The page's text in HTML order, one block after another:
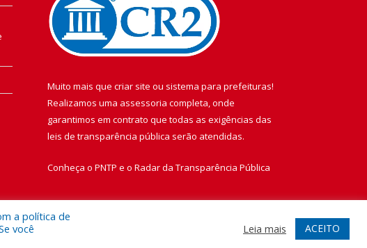
Muito mais que criar site ou sistema para prefeituras!
Realizamos uma assessoria completa, onde
garantimos em contrato que todas as exigências das
leis de transparência pública serão atendidas.
Conheça o PNTP e o Radar da Transparência Pública
a política de
você
Leia mais ACEITO